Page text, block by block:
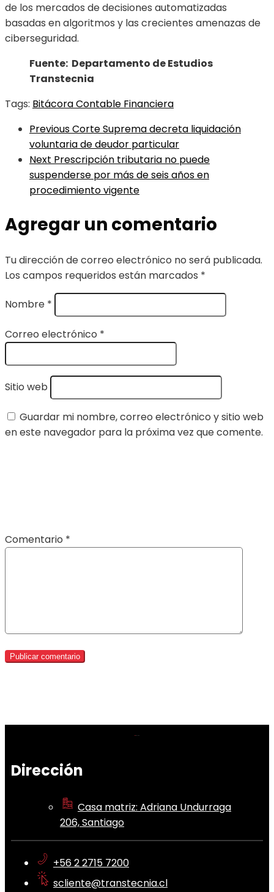
de los mercados de decisiones automatizadas
basadas en algoritmos y las crecientes amenazas de
ciberseguridad.
Fuente: Departamento de Estudios
Transtecnia
Tags: Bitácora Contable Financiera
PreviousCorte Suprema decreta liquidación
voluntaria de deudor particular
Next Prescripción tributaria no puede
suspenderse por más de seis años en
procedimiento vigente
Agregar un comentario
Tu dirección de correo electrónico no será publicada.
Los campos requeridos están marcados *
Nombre *
Correo electrónico *
Sitio web
Guardar mi nombre, correo electrónico y sitio web
en este navegador para la próxima vez que comente.
Comentario *
Dirección
Casa matriz: Adriana Undurraga
206, Santiago
+56 2 2715 7200
scliente@transtecnia.cl